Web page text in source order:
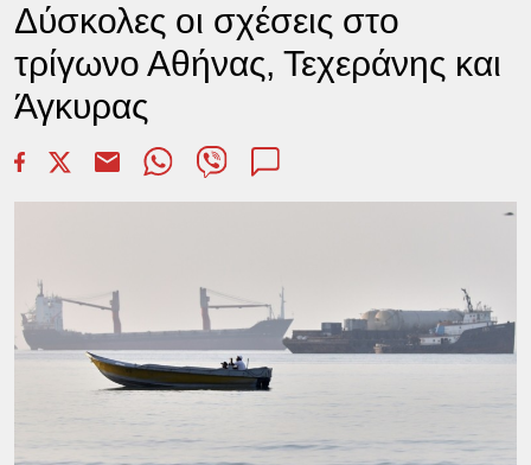
Δύσκολες οι σχέσεις στο
τρίγωνο Αθήνας, Τεχεράνης και
Άγκυρας